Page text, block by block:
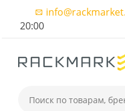
20:00